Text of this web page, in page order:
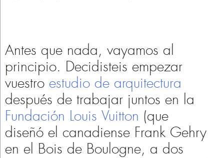
Antes que nada, vayamos al
principio. Decidisteis empezar
vuestro estudio de arquitectura
después de trabajar juntos en la
Fundación Louis Vuitton (que
diseñó el canadiense Frank Gehry
en el Bois de Boulogne, a dos